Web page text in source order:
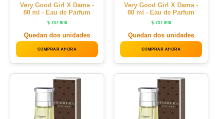
Very Good Girl X Dama -
80 ml - Eau de Parfum
$737.900
Quedan dos unidades
COMPRAR AHORA
Very Good Girl X Dama -
80 ml - Eau de Parfum
$737.900
Quedan dos unidades
COMPRAR AHORA